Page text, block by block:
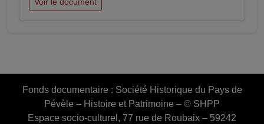
Voir le document
Fonds documentaire : Société Historique du Pays de
Pévèle – Histoire et Patrimoine – © SHPP
Espace socio-culturel, 77 rue de Roubaix – 59242